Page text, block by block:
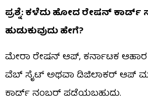
ಪ್ರಶ್ನೆ: ಕಳೆದು ಹೋದ ರೇಷನ್ ಕಾರ್ಡ್
ಹುಡುಕುವುದು ಹೇಗೆ?
ಮೇರಾ ರೇಷನ್ ಆಪ್, ಕರ್ನಾಟಕ
ವೆಬ್ ಸೈಟ್ ಅಥವಾ ಡಿಜಿಲಾಕರ್ ಆಪ್
ಕಾರ್ಡ್ ನಂಬರ್ ಪಡೆಯಬಹುದು.